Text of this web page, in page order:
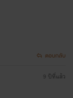
ตอบกลับ
9 ปีที่แล้ว